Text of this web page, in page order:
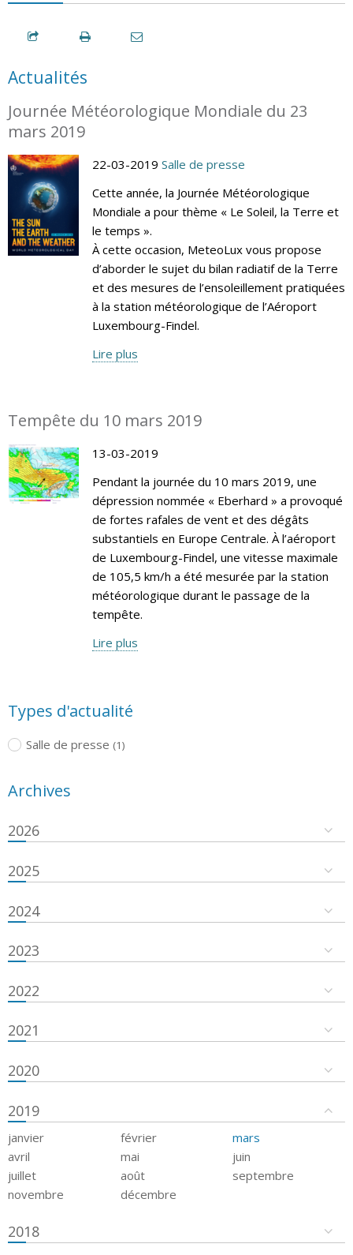
Actualités
Journée Météorologique Mondiale du 23
mars 2019
22-03-2019 Salle de presse
Cette année, la Journée Météorologique
Mondiale a pour thème « Le Soleil, la Terre et
le temps ».
À cette occasion, MeteoLux vous propose
d’aborder le sujet du bilan radiatif de la Terre
et des mesures de l’ensoleillement pratiquées
à la station météorologique de l’Aéroport
Luxembourg-Findel.
Lire plus
Tempête du 10 mars 2019
13-03-2019
Pendant la journée du 10 mars 2019, une
dépression nommée « Eberhard » a provoqué
de fortes rafales de vent et des dégâts
substantiels en Europe Centrale. À l’aéroport
de Luxembourg-Findel, une vitesse maximale
de 105,5 km/h a été mesurée par la station
météorologique durant le passage de la
tempête.
Lire plus
Types d'actualité
Salle de presse (1)
Archives
2026
2025
2024
2023
2022
2021
2020
2019
janvier février
mars
avril
mai
juin
juillet
août
septembre
novembre
décembre
2018